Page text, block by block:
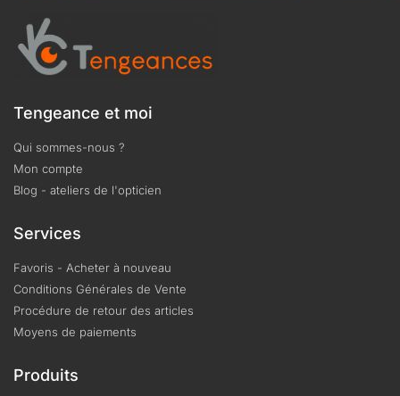
Tengeance et moi
Qui sommes-nous ?
Mon compte
Blog - ateliers de l'opticien
Services
Favoris - Acheter à nouveau
Conditions Générales de Vente
Procédure de retour des articles
Moyens de paiements
Produits